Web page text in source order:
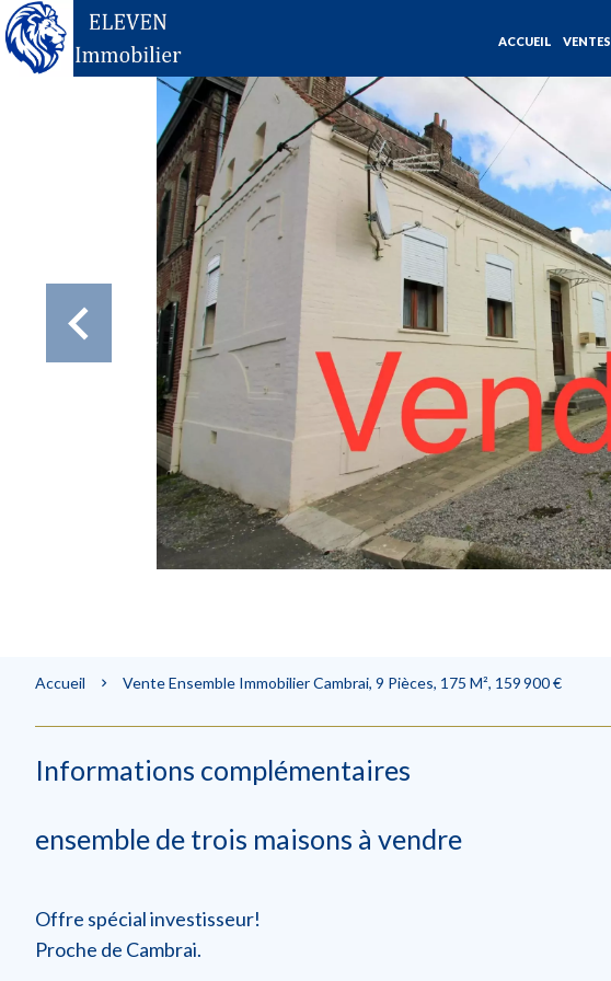
ACCUEIL VENTES
Accueil Vente Ensemble Immobilier Cambrai, 9 Pièces, 175 M², 159 900 €
Informations complémentaires
ensemble de trois maisons à vendre
Offre spécial investisseur!
Proche de Cambrai.